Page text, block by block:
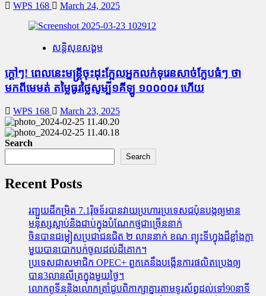
WPS 168 March 24, 2025
សន្តិសុខសង្គម
ក្តៅៗ! ពេលនេះមន្រ្តីចុះដុះក្អែលអ្នកលក់ទុរេនសាច់ក្លែបធំៗ ថា
មកពីមេមត់ តម្លៃធូរថ្លៃសូម្បី១គីឡូ ១០០០០៛ ហើយ
WPS 168 March 23, 2025
Search
Search
Recent Posts
រញ្ជួយដីកម្រិត​ 7.1រ៉ិចទ័របានវាយប្រហារប្រទេសជប៉ុនបង្កឲ្យមាន
មនុស្សស្លាប់​និង​ជាប់ក្នុងបំណែកថ្មជាច្រើននាក់
ចិនបានជម្លៀសប្រជាជនជិត ២ លាននាក់ ខណៈព្យុះទីហ្វុងដ៏ខ្លាំងក្លា
មួយបានបោកបក់ចូលដល់ដីគោក។
ប្រទេសជាសមាជិក OPEC+​ ពួកគេនឹងបង្កើនការផលិតប្រេងឲ្យ
បាន3លានលីត្រក្នុងមួយថ្ងៃ។
លោកពូទីននិងលោកត្រាំជូបពិភាក្សាគ្នារតាមទូរស័ព្ធដល់ទៅ90នាទី